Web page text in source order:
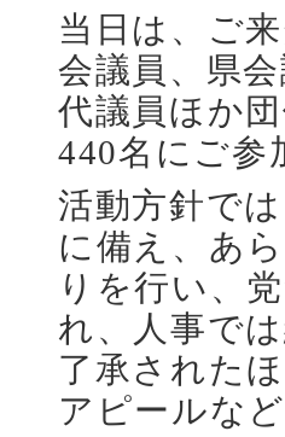
当日は、ご
会議員、県
代議員ほか
440名にご参
活動方針で
に備え、あ
りを行い、
れ、人事で
了承された
アピールな